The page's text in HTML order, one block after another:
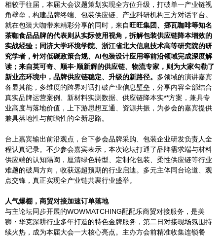
相较于往届，本届大会议题策划实现全方位升级，打破单一产业链视
角壁垒，构建品牌终端、包装供应链、产业科研机构三方对话平台。
就在包装大咖带来精彩分享的同时，来自旺旺集团、挪瓦咖啡等知名
茶咖食品品牌的代表则从实际使用视角，拆解包装供应链降本增效的
实战经验；同济大学环境学院、浙江省北大信息技术高等研究院的研
究学者，针对低碳政策合规、AI包装设计应用等前沿领域完成深度解
读；来自英可奇、顺丰·顺新辉的供应链、物流专家，则为大家勾勒了
新业态环境中，品牌供应链稳定、升级的新路径。 多领域的演讲嘉宾
各显其能，多维度的跨界对话打破产业信息壁垒，分享内容全部结合
真实品牌运营案例、新材料实测数据、供应链降本实**方案，兼具专
业高度与落地价值，上下游思想互通、资源共振，为参会的嘉宾提供
兼具落地性与前瞻性的全新思路。
台上嘉宾输出前沿观点，台下参会品牌采购、包装企业研发负责人全
程认真记录。不少参会嘉宾表示，本次论坛打通了品牌需求端与材料
供应端的认知隔阂，厘清绿色转型、定制化包装、柔性供应链等行业
难题的破局方向，收获远超预期的行业启迪。多元主体同台论道、观
点交锋，真正实现全产业链共襄行业盛举。
人气爆棚，商贸对接加速订单落地
与主论坛同步开展的WOWMATCHING配配乐商贸对接服务，是美
狮・华克深耕行业多年打造的特色金牌服务，第二日对接现场氛围持
续火热，成为本届大会一大核心亮点。主办方会前精准收集连锁餐